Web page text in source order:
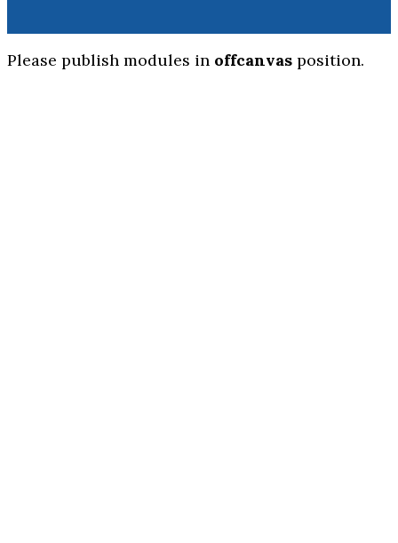
Please publish modules in offcanvas position.